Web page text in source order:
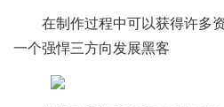
在制作过程中可以获得许多
一个强悍三方向发展黑客